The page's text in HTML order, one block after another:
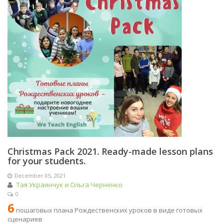
Christmas Pack 2021. Ready-made lesson plans
for your students.
December 05, 2021
Тая Украинчук и Ольга Черненко
0
6 пошаговых плана Рождественских уроков в виде готовых
сценариев